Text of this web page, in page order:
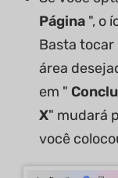
Página ", o
Basta tocar
área
em "
X" mudará
você